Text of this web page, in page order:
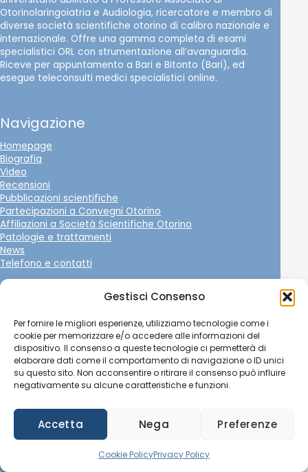
Gestisci Consenso
Per fornire le migliori esperienze, utilizziamo tecnologie come i
cookie per memorizzare e/o accedere alle informazioni del
dispositivo. Il consenso a queste tecnologie ci permetterà di
elaborare dati come il comportamento di navigazione o ID unici
su questo sito. Non acconsentire o ritirare il consenso può influire
negativamente su alcune caratteristiche e funzioni.
Accetta Nega Preferenze
Cookie PolicyPrivacy Policy
Otorinolaringoiatria e Audiologia, ricercatore e membro di
diverse società scientifiche otorino di calibro nazionale e
internazionale. Offre una gamma completa di esami
specialistici ORL con strumentazione all’avanguardia.
Riceve per appuntamento a Bari e Bitonto (Bari), ed
esegue teleconsulti medici specialistici online.
Navigazione
Homepage
Biografia
Video
Recensioni
Pubblicazioni scientifiche
Partecipazioni a Convegni Otorino
Affiliazioni a Società Scientifiche Otorino
Patologie e trattamenti
News
Telefono e contatti
TELEFONO BARI, CENTRO
+39 080 5210 412
TELEFONO BARI, POGGIOFRANCO
+39 080 3200 260
TELEFONO BITONTO
WHATSAPP
+39 342 033 1194
EMAIL